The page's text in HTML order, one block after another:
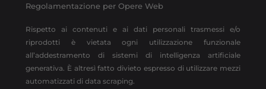
Regolamentazione per Opere Web
Rispetto ai contenuti e ai dati personali trasmessi e/o
riprodotti è vietata ogni utilizzazione funzionale
all’addestramento di sistemi di intelligenza artificiale
generativa. È altresì fatto divieto espresso di utilizzare mezzi
automatizzati di data scraping.